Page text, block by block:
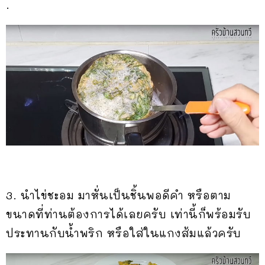
.
3. นำไข่ชะอม มาหั่นเป็นชิ้นพอดีคำ หรือตาม
ขนาดที่ท่านต้องการได้เลยครับ เท่านี้ก็พร้อมรับ
ประทานกับน้ำพริก หรือใส่ในแกงส้มแล้วครับ